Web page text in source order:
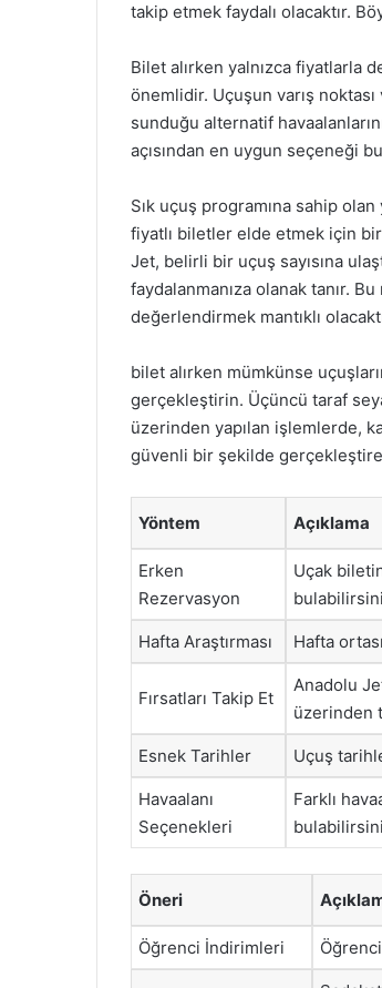
takip etmek faydalı olacaktır.
Bilet alırken yalnızca fiyatlarla
önemlidir. Uçuşun varış
sunduğu alternatif
açısından en uygun seçeneği
Sık uçuş programına sahip
fiyatlı biletler elde etmek için
Jet, belirli bir uçuş sayısına
faydalanmanıza olanak tanır.
değerlendirmek mantıklı
bilet alırken mümkünse
gerçekleştirin. Üçüncü taraf
üzerinden yapılan işlemlerde,
güvenli bir şekilde
Yöntem Açıklama
Erken
Rezervasyon
Uçak
Hafta Araştırması Hafta
Fırsatları Takip Et
Anadolu
üzerinden
Esnek Tarihler Uçuş
Havaalanı
Seçenekleri
Farklı
Öneri
Öğrenci İndirimleri